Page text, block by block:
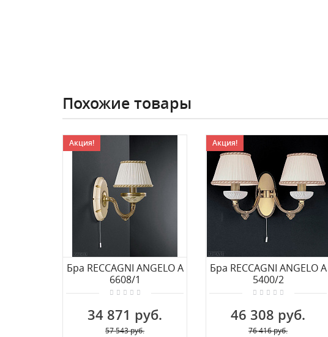
Похожие товары
Акция!
Бра RECCAGNI ANGELO A
6608/1
34 871 руб.
57 543 руб.
Акция!
Бра RECCAGNI ANGELO A
5400/2
46 308 руб.
76 416 руб.